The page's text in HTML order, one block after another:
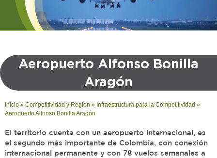
Aeropuerto Alfonso Bonilla
Aragón
Inicio » Competitividad y Región » Infraestructura para la Competitividad »
Aeropuerto Alfonso Bonilla Aragón
El territorio cuenta con un aeropuerto internacional, es
el segundo más importante de Colombia, con conexión
internacional permanente y con 78 vuelos semanales a